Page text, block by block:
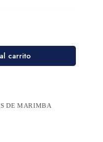
carrito
DE MARIMBA